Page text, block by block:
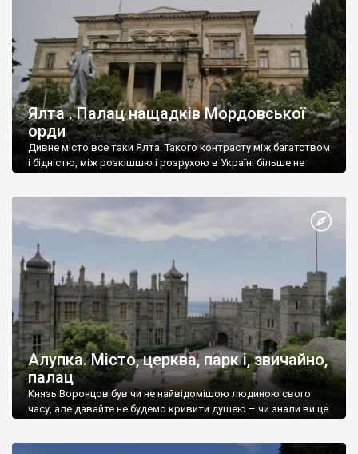
Ялта . Палац нащадків Мордовської
орди
Дивне місто все таки Ялта. Такого контрасту між багатством
і бідністю, між розкішшю і розрухою в Україні більше не
Алупка. Місто, церква, парк і, звичайно,
палац
Князь Воронцов був чи не найвідомішою людиною свого
часу, але давайте не будемо кривити душею – чи знали ви це